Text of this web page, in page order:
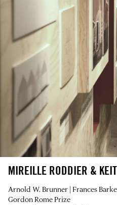
MIREILLE RODDIER &
Arnold W. Brunner | Frances
Gordon Rome Prize